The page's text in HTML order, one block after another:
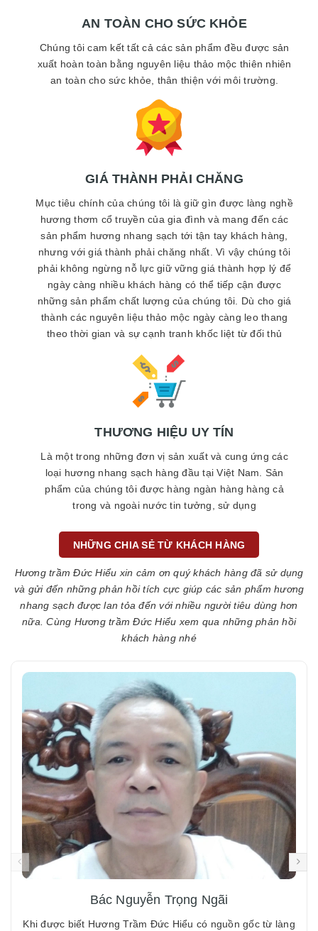
AN TOÀN CHO SỨC KHỎE
Chúng tôi cam kết tất cả các sản phẩm đều được sản
xuất hoàn toàn bằng nguyên liệu thảo mộc thiên nhiên
an toàn cho sức khỏe, thân thiện với môi trường.
GIÁ THÀNH PHẢI CHĂNG
Mục tiêu chính của chúng tôi là giữ gìn được làng nghề
hương thơm cổ truyền của gia đình và mang đến các
sản phẩm hương nhang sạch tới tận tay khách hàng,
nhưng với giá thành phải chăng nhất. Vì vậy chúng tôi
phải không ngừng nỗ lực giữ vững giá thành hợp lý để
ngày càng nhiều khách hàng có thể tiếp cận được
những sản phẩm chất lượng của chúng tôi. Dù cho giá
thành các nguyên liệu thảo mộc ngày càng leo thang
theo thời gian và sự cạnh tranh khốc liệt từ đối thủ
THƯƠNG HIỆU UY TÍN
Là một trong những đơn vị sản xuất và cung ứng các
loại hương nhang sạch hàng đầu tại Việt Nam. Sản
phẩm của chúng tôi được hàng ngàn hàng hàng cả
trong và ngoài nước tin tưởng, sử dụng
NHỮNG CHIA SẺ TỪ KHÁCH HÀNG
Hương trầm Đức Hiểu xin cảm ơn quý khách hàng đã sử dụng
và gửi đến những phản hồi tích cực giúp các sản phẩm hương
nhang sạch được lan tỏa đến với nhiều người tiêu dùng hơn
nữa. Cùng Hương trầm Đức Hiểu xem qua những phản hồi
khách hàng nhé
Bác Nguyễn Trọng Ngãi
Khi được biết Hương Trầm Đức Hiểu có nguồn gốc từ làng